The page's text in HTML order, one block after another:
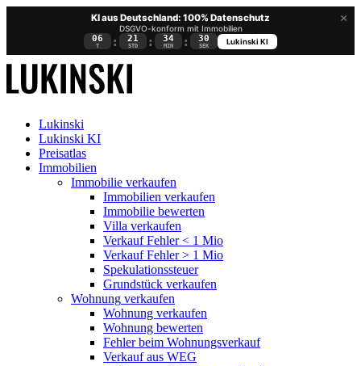
×
KI aus Deutschland: 100% Datenschutz
DSGVO-konform mit Immobilien
06
T : 21
STD : 34
MIN : 30
SEK
Lukinski KI
Lukinski
Lukinski KI
Preisatlas
Immobilien
Immobilie verkaufen
Immobilien verkaufen
Immobilie bewerten
Villa verkaufen
Verkauf Fehler < 1 Mio
Verkauf Fehler > 1 Mio
Spekulationssteuer
Grundstück verkaufen
Wohnung verkaufen
Wohnung verkaufen
Wohnung bewerten
Fehler beim Wohnungsverkauf
Verkauf aus WEG